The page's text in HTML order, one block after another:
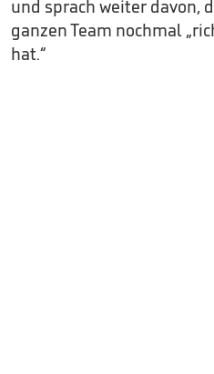
und sprach weiter davon,
ganzen Team nochmal
hat.“